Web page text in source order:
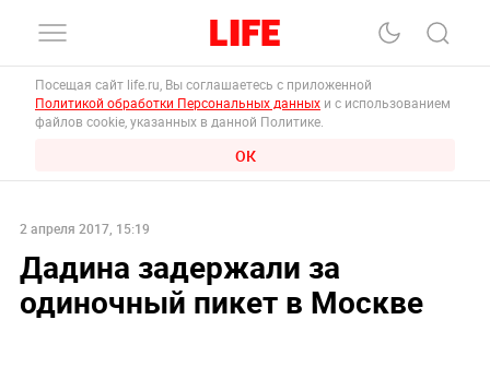
Посещая сайт life.ru, Вы соглашаетесь с приложенной
Политикой обработки Персональных данных и с использованием
файлов cookie, указанных в данной Политике.
ОК
2 апреля 2017, 15:19
Дадина задержали за
одиночный пикет в Москве